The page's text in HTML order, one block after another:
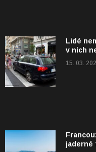
Lidé
v nich
15. 03.
jaderné